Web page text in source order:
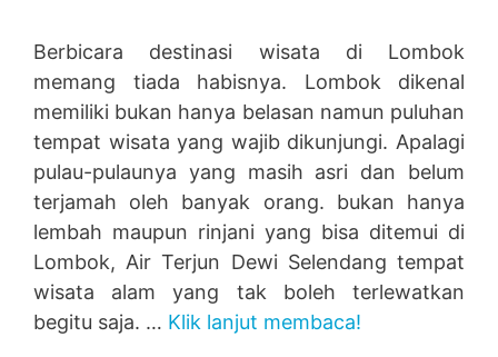
Berbicara destinasi wisata di Lombok
memang tiada habisnya. Lombok dikenal
memiliki bukan hanya belasan namun puluhan
tempat wisata yang wajib dikunjungi. Apalagi
pulau-pulaunya yang masih asri dan belum
terjamah oleh banyak orang. bukan hanya
lembah maupun rinjani yang bisa ditemui di
Lombok, Air Terjun Dewi Selendang tempat
wisata alam yang tak boleh terlewatkan
begitu saja. … Klik lanjut membaca!